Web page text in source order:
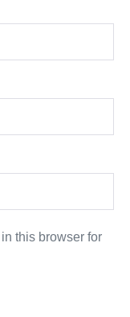
this browser for